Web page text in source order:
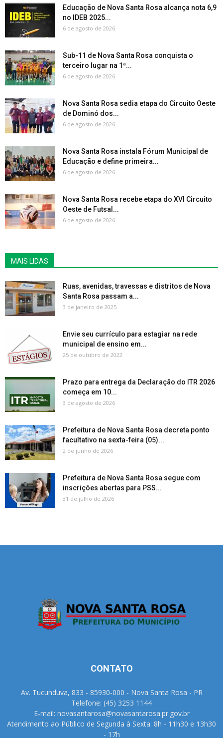
Educação de Nova Santa Rosa alcança nota 6,9
no IDEB 2025...
6 de agosto de 2026
Sub-11 de Nova Santa Rosa conquista o
terceiro lugar na 1ª...
6 de agosto de 2026
Nova Santa Rosa sedia etapa do Circuito Oeste
de Dominó dos...
6 de agosto de 2026
Nova Santa Rosa instala Fórum Municipal de
Educação e define primeira...
6 de agosto de 2026
Nova Santa Rosa recebe etapa do XVI Circuito
Oeste de Futsal...
6 de agosto de 2026
MAIS LIDAS
Ruas, avenidas, travessas e distritos de Nova
Santa Rosa passam a...
3 de janeiro de 2025
Envie seu currículo para estagiar na rede
municipal de ensino em...
25 de outubro de 2022
Prazo para entrega da Declaração do ITR 2026
começa em 10...
3 de agosto de 2026
Prefeitura de Nova Santa Rosa decreta ponto
facultativo na sexta-feira (05)...
2 de junho de 2026
Prefeitura de Nova Santa Rosa segue com
inscrições abertas para PSS...
31 de julho de 2026
CONTATO
Av. Tucunduva, 833 - 85930-000 - Nova Santa Rosa - PR
Telefone: (45) 3253 1144
E-mail: novasantarosa@novasantarosa.pr.gov.br
Atendimento ao Público de Segunda à Sexta: 8h - 11h30 e 13h30
- 17h